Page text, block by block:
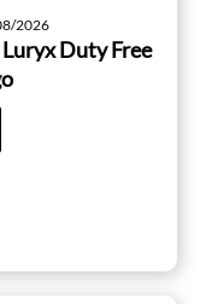
2026
Duty Free